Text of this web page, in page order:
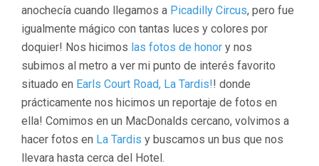
anochecía cuando llegamos a Picadilly Circus, pero fue
igualmente mágico con tantas luces y colores por
doquier! Nos hicimos las fotos de honor y nos
subimos al metro a ver mi punto de interés favorito
situado en Earls Court Road, La Tardis!! donde
prácticamente nos hicimos un reportaje de fotos en
ella! Comimos en un MacDonalds cercano, volvimos a
hacer fotos en La Tardis y buscamos un bus que nos
llevara hasta cerca del Hotel.